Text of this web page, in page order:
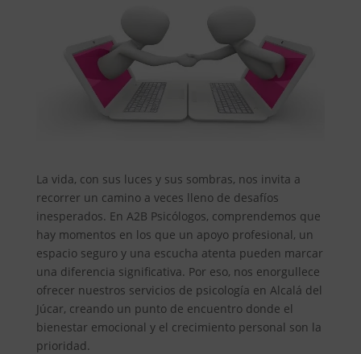
La vida, con sus luces y sus sombras, nos invita a
recorrer un camino a veces lleno de desafíos
inesperados. En A2B Psicólogos, comprendemos que
hay momentos en los que un apoyo profesional, un
espacio seguro y una escucha atenta pueden marcar
una diferencia significativa. Por eso, nos enorgullece
ofrecer nuestros servicios de psicología en Alcalá del
Júcar, creando un punto de encuentro donde el
bienestar emocional y el crecimiento personal son la
prioridad.